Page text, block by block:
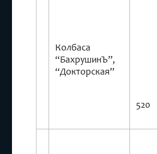
Колбаса
“БахрушинЪ”,
“Докторская”
520